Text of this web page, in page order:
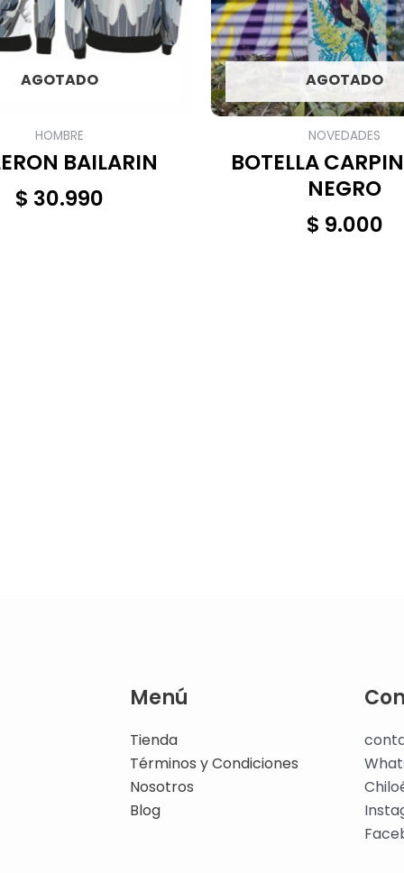
AGOTADO
HOMBRE
BAILARIN
$ 30.990
AGOTADO
NOVEDADES
BOTELLA
NEGRO
$ 9.000
Menú
Tienda
Términos y Condiciones
Nosotros
Blog